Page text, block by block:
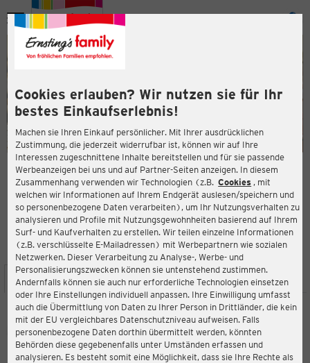
Cookies erlauben? Wir nutzen sie für Ihr
bestes Einkaufserlebnis!
Machen sie Ihren Einkauf persönlicher. Mit Ihrer ausdrücklichen
Zustimmung, die jederzeit widerrufbar ist, können wir auf Ihre
Interessen zugeschnittene Inhalte bereitstellen und für sie passende
Werbeanzeigen bei uns und auf Partner-Seiten anzeigen. In diesem
Zusammenhang verwenden wir Technologien (z.B. Cookies , mit
welchen wir Informationen auf Ihrem Endgerät auslesen/speichern und
so personenbezogene Daten verarbeiten), um Ihr Nutzungsverhalten zu
analysieren und Profile mit Nutzungsgewohnheiten basierend auf Ihrem
Surf- und Kaufverhalten zu erstellen. Wir teilen einzelne Informationen
(z.B. verschlüsselte E-Mailadressen) mit Werbepartnern wie sozialen
Netzwerken. Dieser Verarbeitung zu Analyse-, Werbe- und
Personalisierungszwecken können sie untenstehend zustimmen.
Andernfalls können sie auch nur erforderliche Technologien einsetzen
oder Ihre Einstellungen individuell anpassen. Ihre Einwilligung umfasst
auch die Übermittlung von Daten zu Ihrer Person in Drittländer, die kein
mit der EU vergleichbares Datenschutzniveau aufweisen. Falls
personenbezogene Daten dorthin übermittelt werden, könnten
Behörden diese gegebenenfalls unter Umständen erfassen und
analysieren. Es besteht somit eine Möglichkeit, dass sie Ihre Rechte als
Menü
ERNSTING'S FAMILY FILIALE
Erdbeerfeld 8
24161 Altenholz
3,8
Bewertung:
STANDORT SERVICES SORTIMENT AKTIONEN
Ernsting's family
Erdbeerfeld 8, 24161 Altenholz